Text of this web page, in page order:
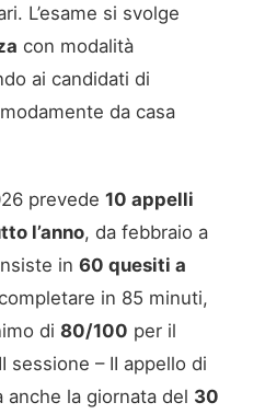
L’esame si svolge
con modalità
ai candidati di
da casa
prevede 10 appelli
l’anno, da febbraio a
in 60 quesiti a
in 85 minuti,
di 80/100 per il
sessione – II appello di
la giornata del 30